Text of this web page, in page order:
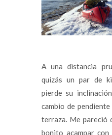
A una distancia
quizás un par de
pierde su
cambio de
terraza. Me pareció
bonito acampar